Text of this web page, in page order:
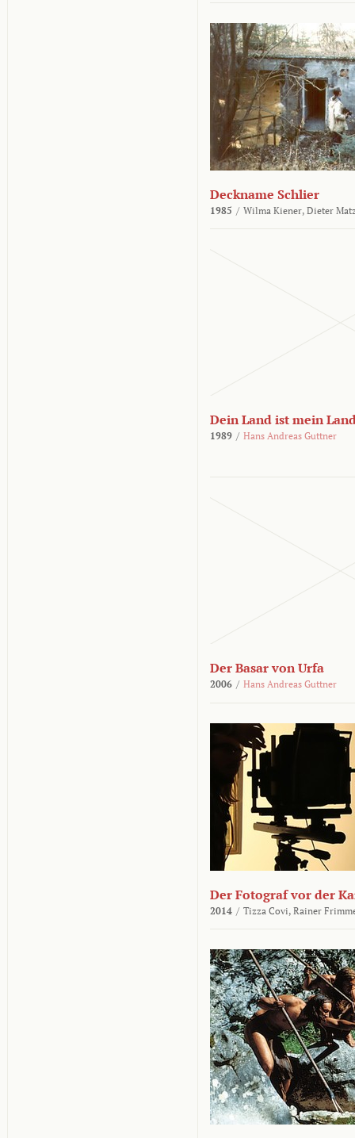
Deckname Schlier
1985 / Wilma Kiener, Dieter
Dein Land ist mein
1989 / Hans Andreas Guttner
Der Basar von Urfa
2006 / Hans Andreas Guttner
Der Fotograf vor der
2014 / Tizza Covi, Rainer